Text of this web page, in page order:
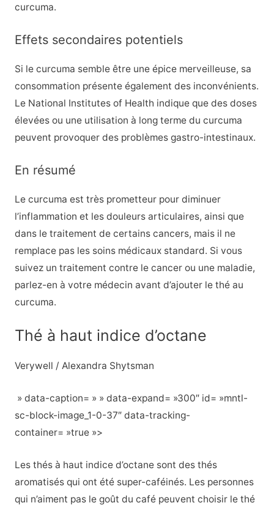
curcuma.
Effets secondaires potentiels
Si le curcuma semble être une épice merveilleuse, sa
consommation présente également des inconvénients.
Le National Institutes of Health indique que des doses
élevées ou une utilisation à long terme du curcuma
peuvent provoquer des problèmes gastro-intestinaux.
En résumé
Le curcuma est très prometteur pour diminuer
l’inflammation et les douleurs articulaires, ainsi que
dans le traitement de certains cancers, mais il ne
remplace pas les soins médicaux standard. Si vous
suivez un traitement contre le cancer ou une maladie,
parlez-en à votre médecin avant d’ajouter le thé au
curcuma.
Thé à haut indice d’octane
Verywell / Alexandra Shytsman
» data-caption= » » data-expand= »300″ id= »mntl-
sc-block-image_1-0-37″ data-tracking-
container= »true »>
Les thés à haut indice d’octane sont des thés
aromatisés qui ont été super-caféinés. Les personnes
qui n’aiment pas le goût du café peuvent choisir le thé